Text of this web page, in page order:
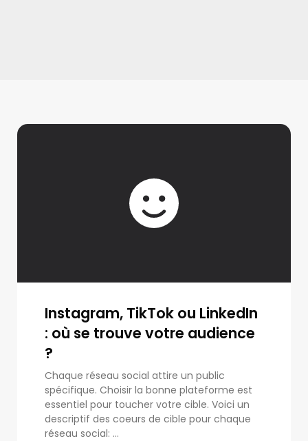
Instagram, TikTok ou LinkedIn
: où se trouve votre audience
?
Chaque réseau social attire un public
spécifique. Choisir la bonne plateforme est
essentiel pour toucher votre cible. Voici un
descriptif des coeurs de cible pour chaque
réseau social: ...